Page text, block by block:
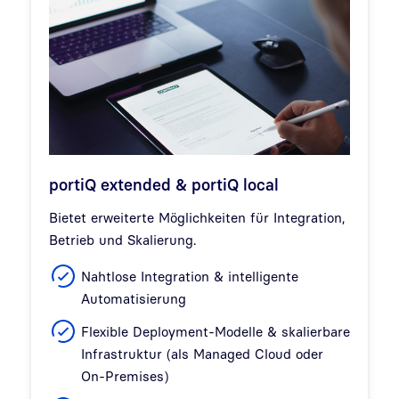
portiQ extended & portiQ local
Bietet erweiterte Möglichkeiten für Integration,
Betrieb und Skalierung.
Nahtlose Integration & intelligente
Automatisierung
Flexible Deployment-Modelle & skalierbare
Infrastruktur (als Managed Cloud oder
On-Premises)